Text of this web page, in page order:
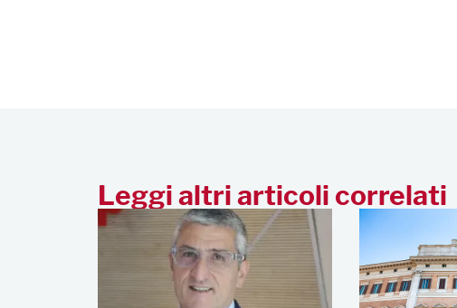
Leggi altri articoli correlati